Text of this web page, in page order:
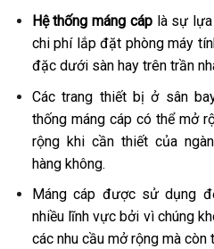
Hệ thống máng cáplà sự lựa
chi phí lắp đặt phòng máy
đặc dưới sàn hay trên trần
Các trang thiết bị ở sân
thống máng cáp có thể mở
rộng khi cần thiết của
hàng không.
Máng cáp được sử dụng
nhiều lĩnh vực bởi vì chúng
các nhu cầu mở rộng mà